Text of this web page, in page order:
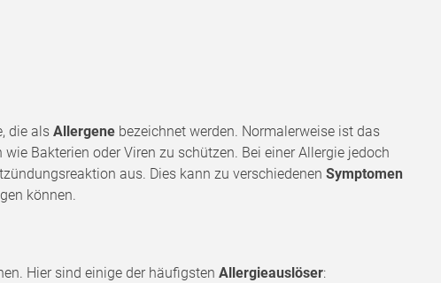
die alsAllergene bezeichnet werden. Normalerweise ist das
Bakterien oder Viren zu schützen. Bei einer Allergie jedoch
aus. Dies kann zu verschiedenenSymptomen
können.
Hier sind einige der häufigstenAllergieauslöser: